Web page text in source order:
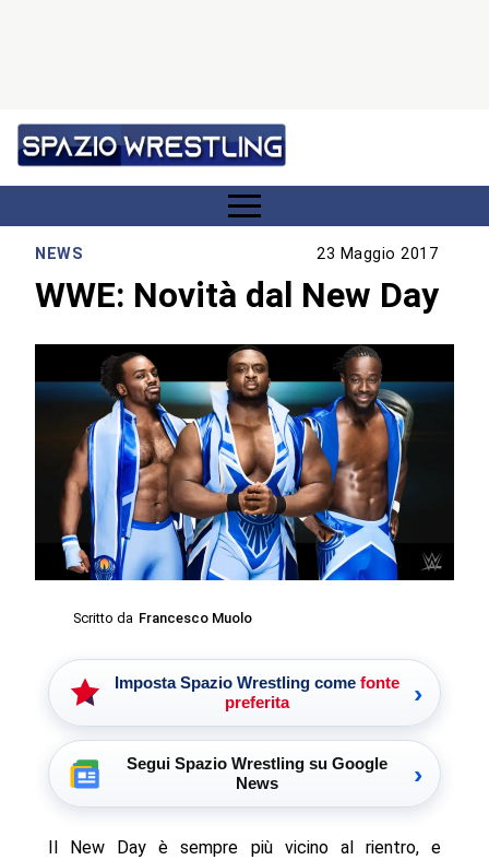
NEWS 23 Maggio 2017
WWE: Novità dal New Day
Scritto da Francesco Muolo
Imposta Spazio Wrestling come fonte
preferita
›
Segui Spazio Wrestling su Google
News
›
Il New Day è sempre più vicino al rientro, e